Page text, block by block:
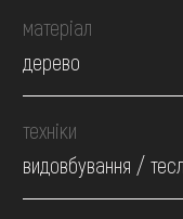
матеріал
дерево
техніки
видовбування /